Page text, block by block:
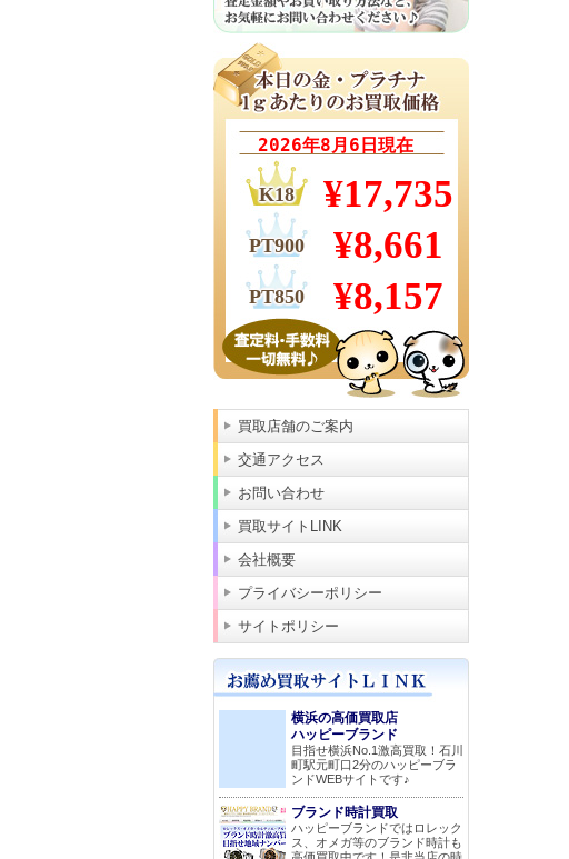
買取店舗のご案内
交通アクセス
お問い合わせ
買取サイトLINK
会社概要
プライバシーポリシー
サイトポリシー
横浜の高価買取店
ハッピーブランド
目指せ横浜No.1激高買取！石川
町駅元町口2分のハッピーブラ
ンドWEBサイトです♪
ブランド時計買取
ハッピーブランドではロレック
ス、オメガ等のブランド時計も